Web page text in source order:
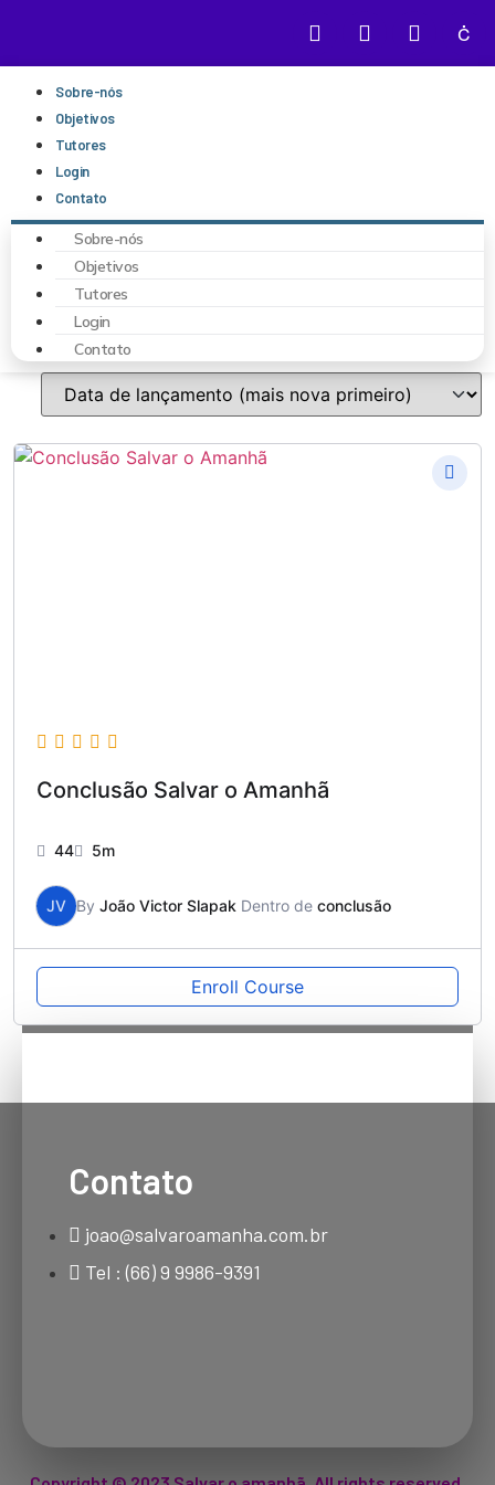
Sobre-nós
Objetivos
Tutores
Login
Contato
Sobre-nós
Objetivos
Tutores
Login
Contato
Conclusão Salvar o Amanhã
44 5m
JV By João Victor Slapak Dentro de conclusão
Enroll Course
Contato
joao@salvaroamanha.com.br
Tel : (66) 9 9986-9391